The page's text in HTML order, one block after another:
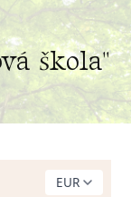
škola"